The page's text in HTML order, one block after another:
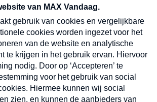
vrijdag- en dinsdagochtend in
Verzend